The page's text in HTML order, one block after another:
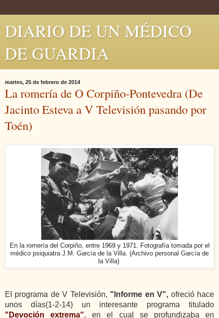
DIARIO DE UN MÉDICO
DE GUARDIA
martes, 25 de febrero de 2014
La romería de O Corpiño-Pontevedra (De
Jacinto Esteva a V Televisión pasando por
Toén)
En la romería del Corpiño, entre 1969 y 1971. Fotografía tomada por el
médico psiquiatra J.M. García de la Villa. (Archivo personal García de
la Villa)
El programa de V Televisión, "Informe en V", ofreció hace
unos días(1-2-14) un interesante programa titulado
"Devoción extrema", en el cual se profundizaba en